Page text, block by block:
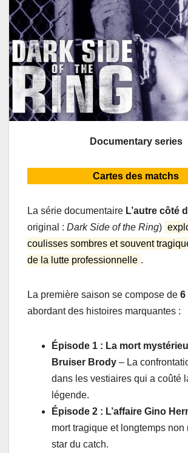
Documentary series
Cartes des matchs
La série documentaire L’autre côté
original : Dark Side of the Ring)
coulisses sombres et souvent
de la lutte professionnelle .
La première saison se compose de 6
abordant des histoires marquantes :
Épisode 1 : La mort
Bruiser Brody – La
dans les vestiaires qui a coûté
légende.
Épisode 2 : L’affaire Gino
mort tragique et longtemps non
star du catch.